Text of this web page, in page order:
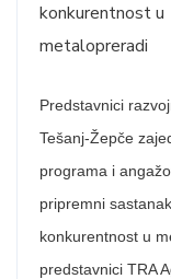
konkurentnost u
metalopreradi
Predstavnici
Tešanj-Žepče
programa i
pripremni
konkurentnost u
predstavnici TRA